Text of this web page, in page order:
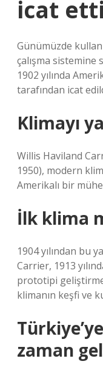
icat
Günümüzde
çalışma
1902 yılında
tarafından icat
Klimayı
Willis Haviland
1950), modern
Amerikalı bir
İlk klima
1904 yılından bu
Carrier, 1913
prototipi
klimanın keşfi ve
zaman